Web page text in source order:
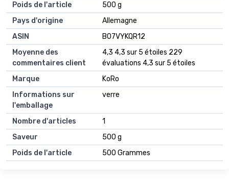
Poids de l'article
‎500 g
Pays d'origine
‎Allemagne
ASIN
B07VYKQR12
Moyenne des
commentaires client
4,3 4,3 sur 5 étoiles 229
évaluations 4,3 sur 5 étoiles
Marque
KoRo
Informations sur
l'emballage
verre
Nombre d'articles
1
Saveur
500 g
Poids de l'article
500 Grammes